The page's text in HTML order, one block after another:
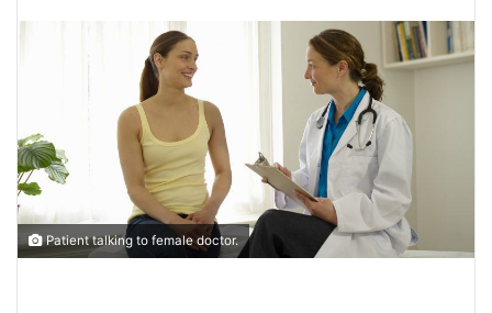
Patient talking to female doctor.